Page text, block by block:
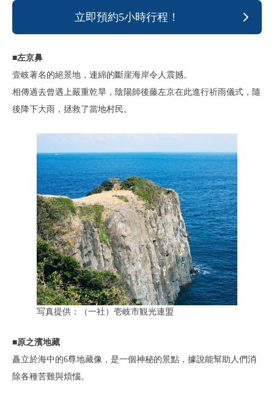
立即預約5小時行程！
■左京鼻
壹岐著名的絕景地，連綿的斷崖海岸令人震撼。
相傳過去曾遇上嚴重乾旱，陰陽師後藤左京在此進行祈雨儀式，隨
後降下大雨，拯救了當地村民。
写真提供：（一社）壱岐市観光連盟
■原之濱地藏
矗立於海中的6尊地藏像，是一個神秘的景點，據說能幫助人們消
除各種苦難與煩惱。